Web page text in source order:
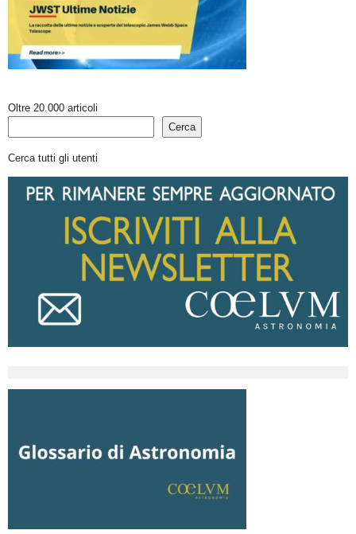
Oltre 20.000 articoli
Cerca
Cerca tutti gli utenti